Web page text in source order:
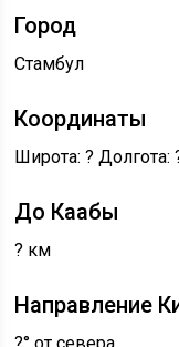
Город
Стамбул
Координаты
Широта:? Долгота:
До Каабы
? км
Направление